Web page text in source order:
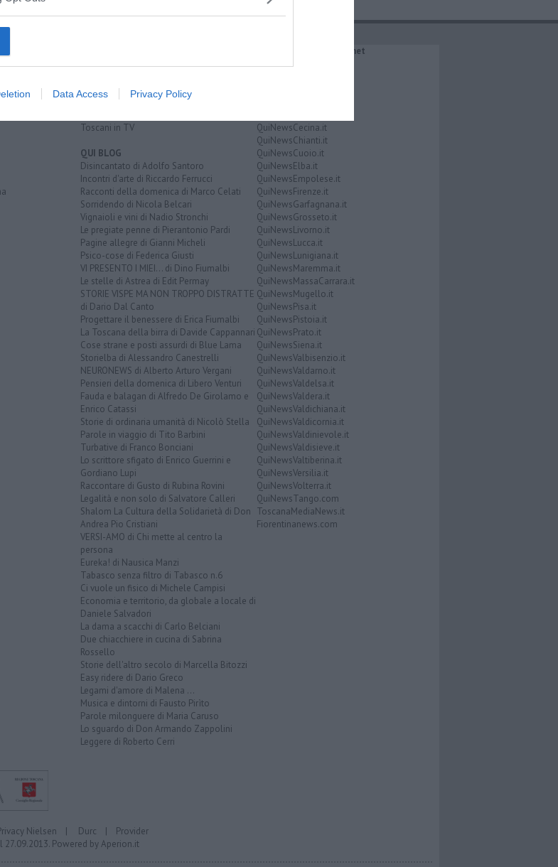
Data Access Privacy Policy
Le notizie di oggi
Più Letti del mese
Archivio Notizie
Toscani in TV
QUI BLOG
Disincantato di Adolfo Santoro
Incontri d'arte di Riccardo Ferrucci
Racconti della domenica di Marco Celati
Sorridendo di Nicola Belcari
Vignaioli e vini di Nadio Stronchi
Le pregiate penne di Pierantonio Pardi
Pagine allegre di Gianni Micheli
Psico-cose di Federica Giusti
VI PRESENTO I MIEI... di Dino Fiumalbi
Le stelle di Astrea di Edit Permay
STORIE VISPE MA NON TROPPO DISTRATTE
di Dario Dal Canto
Progettare il benessere di Erica Fiumalbi
La Toscana della birra di Davide Cappannari
Cose strane e posti assurdi di Blue Lama
Storielba di Alessandro Canestrelli
NEURONEWS di Alberto Arturo Vergani
Pensieri della domenica di Libero Venturi
Fauda e balagan di Alfredo De Girolamo e
Enrico Catassi
Storie di ordinaria umanità di Nicolò Stella
Parole in viaggio di Tito Barbini
Turbative di Franco Bonciani
Lo scrittore sfigato di Enrico Guerrini e
Gordiano Lupi
Raccontare di Gusto di Rubina Rovini
Legalità e non solo di Salvatore Calleri
Shalom La Cultura della Solidarietà di Don
Andrea Pio Cristiani
VERSI-AMO di Chi mette al centro la
persona
Eureka! di Nausica Manzi
Tabasco senza filtro di Tabasco n.6
Ci vuole un fisico di Michele Campisi
Economia e territorio, da globale a locale di
Daniele Salvadori
La dama a scacchi di Carlo Belciani
Due chiacchiere in cucina di Sabrina
Rossello
Storie dell'altro secolo di Marcella Bitozzi
Easy ridere di Dario Greco
Legami d'amore di Malena ...
Musica e dintorni di Fausto Pirìto
Parole milonguere di Maria Caruso
Lo sguardo di Don Armando Zappolini
Leggere di Roberto Cerri
IL NETWORK QuiNews.net
QuiNewsAbetone.it
QuiNewsCecina.it
QuiNewsChianti.it
QuiNewsCuoio.it
QuiNewsElba.it
QuiNewsEmpolese.it
QuiNewsFirenze.it
QuiNewsGarfagnana.it
QuiNewsGrosseto.it
QuiNewsLivorno.it
QuiNewsLucca.it
QuiNewsLunigiana.it
QuiNewsMaremma.it
QuiNewsMassaCarrara.it
QuiNewsMugello.it
QuiNewsPisa.it
QuiNewsPistoia.it
QuiNewsPrato.it
QuiNewsSiena.it
QuiNewsValbisenzio.it
QuiNewsValdarno.it
QuiNewsValdelsa.it
QuiNewsValdera.it
QuiNewsValdichiana.it
QuiNewsValdicornia.it
QuiNewsValdinievole.it
QuiNewsValdisieve.it
QuiNewsValtiberina.it
QuiNewsVersilia.it
QuiNewsVolterra.it
QuiNewsTango.com
ToscanaMediaNews.it
Fiorentinanews.com
Nielsen | Durc | Provider
Powered byAperion.it